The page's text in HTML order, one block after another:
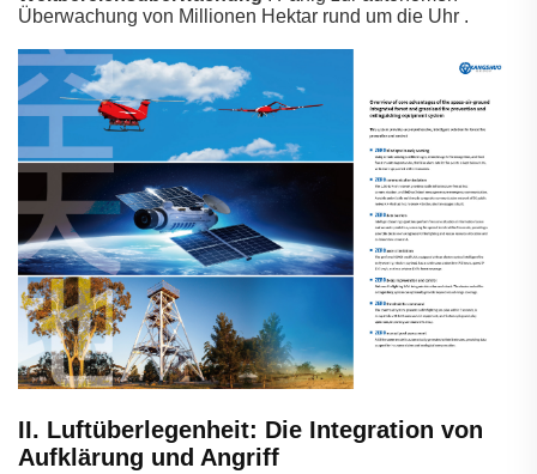
Überwachung von Millionen Hektar rund um die Uhr .
II. Luftüberlegenheit: Die Integration von
Aufklärung und Angriff